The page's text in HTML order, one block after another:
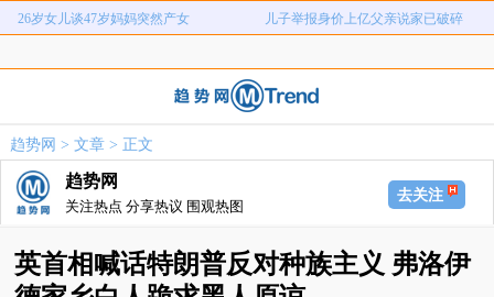
26岁女儿谈47岁妈妈突然产女 儿子举报身价上亿父亲说家已破碎
富婆带资进组给自己硬加60多场吻戏 名创优品一次性内裤颜面尽失
弊犯罪
女子开一天一夜空调后二氧化碳中毒
26岁女儿谈47岁妈妈突然产女 儿子举报身价上亿父亲说家已破碎
趋势网 > 文章> 正文
趋势网
关注热点 分享热议 围观热图
去关注
英首相喊话特朗普反对种族主义 弗洛伊